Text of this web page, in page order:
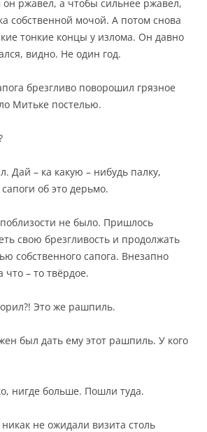
он ржавел, а чтобы сильнее ржавел,
собственной мочой. А потом снова
тонкие концы у излома. Он давно
видно. Не один год.
брезгливо поворошил грязное
Митьке постелью.
Дай – ка какую – нибудь палку,
об это дерьмо.
не было. Пришлось
свою брезгливость и продолжать
собственного сапога. Внезапно
что – то твёрдое.
Это же рашпиль.
был дать ему этот рашпиль. У кого
нигде больше. Пошли туда.
не ожидали визита столь